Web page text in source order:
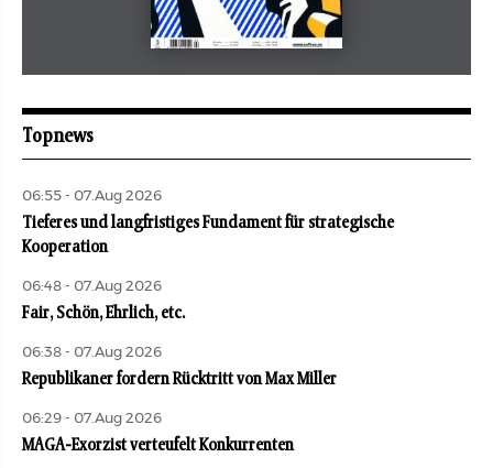
aufbau
Topnews
06:55 - 07.Aug 2026
Tieferes und langfristiges Fundament für strategische
Kooperation
06:48 - 07.Aug 2026
Fair, Schön, Ehrlich, etc.
06:38 - 07.Aug 2026
Republikaner fordern Rücktritt von Max Miller
06:29 - 07.Aug 2026
MAGA-Exorzist verteufelt Konkurrenten